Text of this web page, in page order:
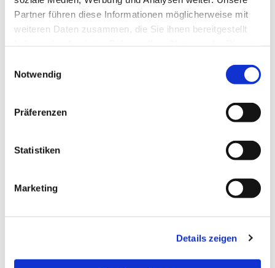
Partner führen diese Informationen möglicherweise mit
weiteren Daten zusammen, die Sie ihnen bereitgestellt
Notwendig
Präferenzen
Statistiken
Marketing
Details zeigen